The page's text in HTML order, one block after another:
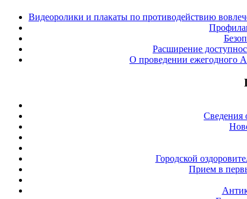
Видеоролики и плакаты по противодействию
Расширение
О проведении ежегодного
Сведения
Городской
Прием в